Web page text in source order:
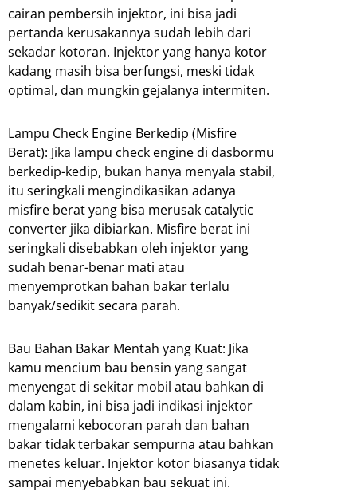
cairan pembersih injektor, ini bisa jadi
pertanda kerusakannya sudah lebih dari
sekadar kotoran. Injektor yang hanya kotor
kadang masih bisa berfungsi, meski tidak
optimal, dan mungkin gejalanya intermiten.
Lampu Check Engine Berkedip (Misfire
Berat): Jika lampu check engine di dasbormu
berkedip-kedip, bukan hanya menyala stabil,
itu seringkali mengindikasikan adanya
misfire berat yang bisa merusak catalytic
converter jika dibiarkan. Misfire berat ini
seringkali disebabkan oleh injektor yang
sudah benar-benar mati atau
menyemprotkan bahan bakar terlalu
banyak/sedikit secara parah.
Bau Bahan Bakar Mentah yang Kuat: Jika
kamu mencium bau bensin yang sangat
menyengat di sekitar mobil atau bahkan di
dalam kabin, ini bisa jadi indikasi injektor
mengalami kebocoran parah dan bahan
bakar tidak terbakar sempurna atau bahkan
menetes keluar. Injektor kotor biasanya tidak
sampai menyebabkan bau sekuat ini.